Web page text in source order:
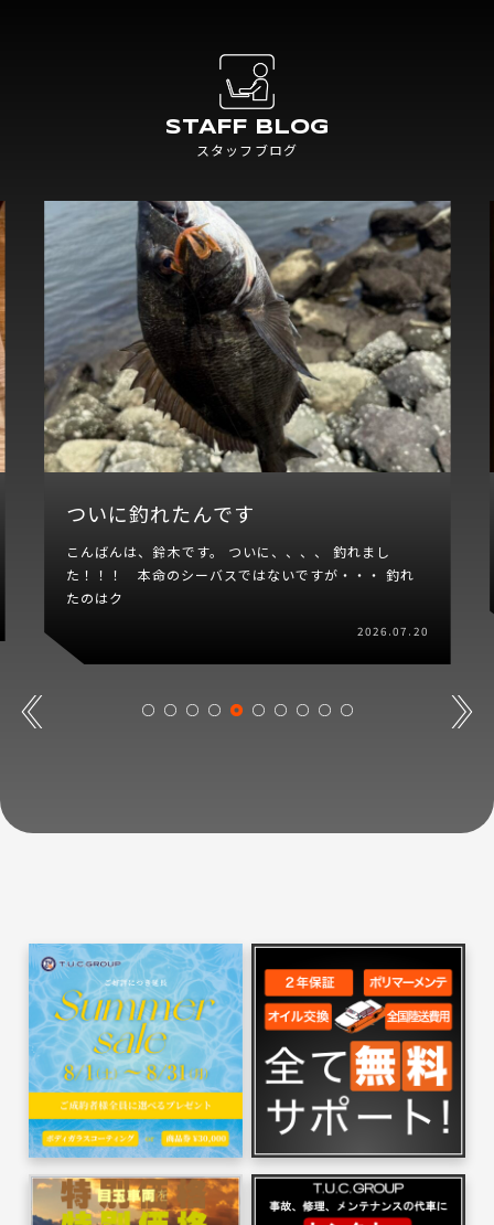
スタッフブログ
STAFF BLOG
2026.07.20
ついに釣れたんです
こんばんは、鈴木です。 ついに、、、、 釣れまし
た！！！ 本命のシーバスではないですが・・・ 釣れ
たのはク